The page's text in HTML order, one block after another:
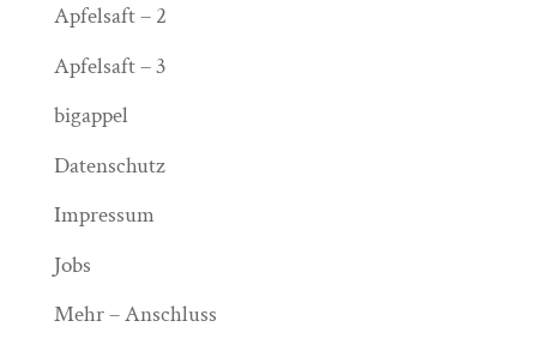
Apfelsaft – 2
Apfelsaft – 3
bigappel
Datenschutz
Impressum
Jobs
Mehr – Anschluss